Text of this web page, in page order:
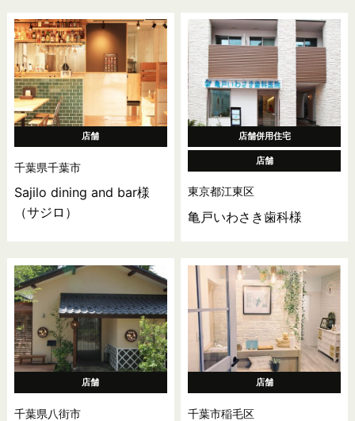
店舗
千葉県千葉市
Sajilo dining and bar様
（サジロ）
店舗併用住宅
店舗
東京都江東区
亀戸いわさき歯科様
店舗
千葉県八街市
店舗
千葉市稲毛区